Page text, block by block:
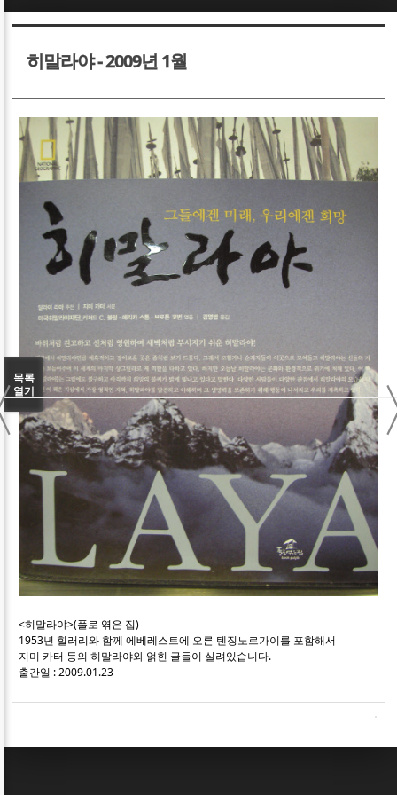
히말라야 - 2009년 1월
<히말라야>(풀로 엮은 집)
1953년 힐러리와 함께 에베레스트에 오른 텐징노르가이를 포함해서
지미 카터 등의 히말라야와 얽힌 글들이 실려있습니다.
출간일 : 2009.01.23
목록
열기
Sketchbook5, 스케치북5
Sketchbook5, 스케치북5
Sketchbook5, 스케치북5
Sketchbook5, 스케치북5